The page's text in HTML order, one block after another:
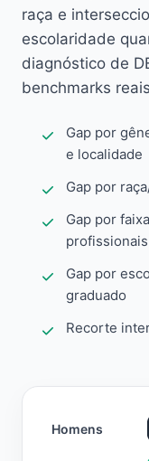
raça e
escolaridade
diagnóstico de
benchmarks
Gap por
e localidade
Gap por
Gap por
Gap por
graduado
Recorte
Homens